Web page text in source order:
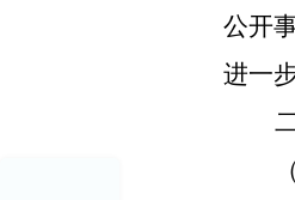
公开
进一